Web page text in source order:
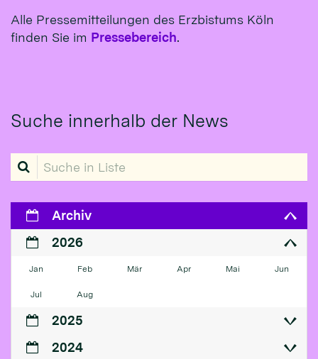
Alle Pressemitteilungen des Erzbistums Köln
finden Sie im Pressebereich.
Suche innerhalb der News
Suche in Liste
Archiv
2026
Jan Feb Mär Apr Mai Jun
Jul Aug
2025
2024